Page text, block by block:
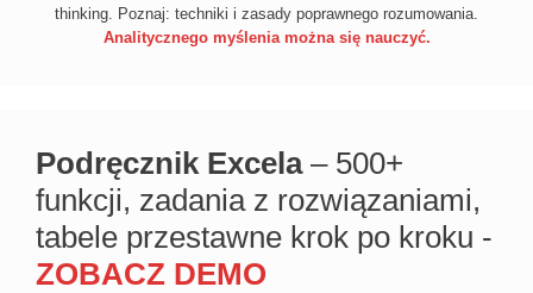
thinking. Poznaj: techniki i zasady poprawnego rozumowania.
Analitycznego myślenia można się nauczyć.
Podręcznik Excela– 500+
funkcji, zadania z rozwiązaniami,
tabele przestawne krok po kroku -
ZOBACZ DEMO